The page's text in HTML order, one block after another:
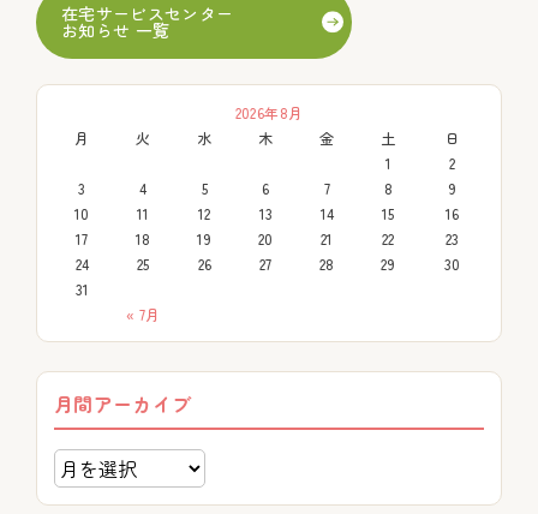
在宅サービスセンター
お知らせ 一覧
2026年8月
月
火 水 木 金 土 日
« 7月
1
2
3
4 5 6 7 8
9
10
11 12 13 14 15
16
17
18 19 20 21 22
23
24
25 26 27 28 29
30
31
月間アーカイブ